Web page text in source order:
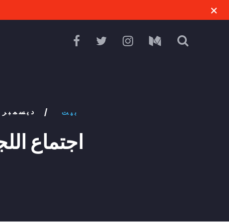
8 ديسمبر 2018 / بيت
اجتماع